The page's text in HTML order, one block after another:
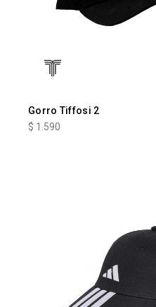
Gorro Tiffosi 2
$ 1.590